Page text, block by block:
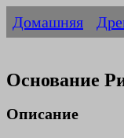
Домашняя
Основание
Описание